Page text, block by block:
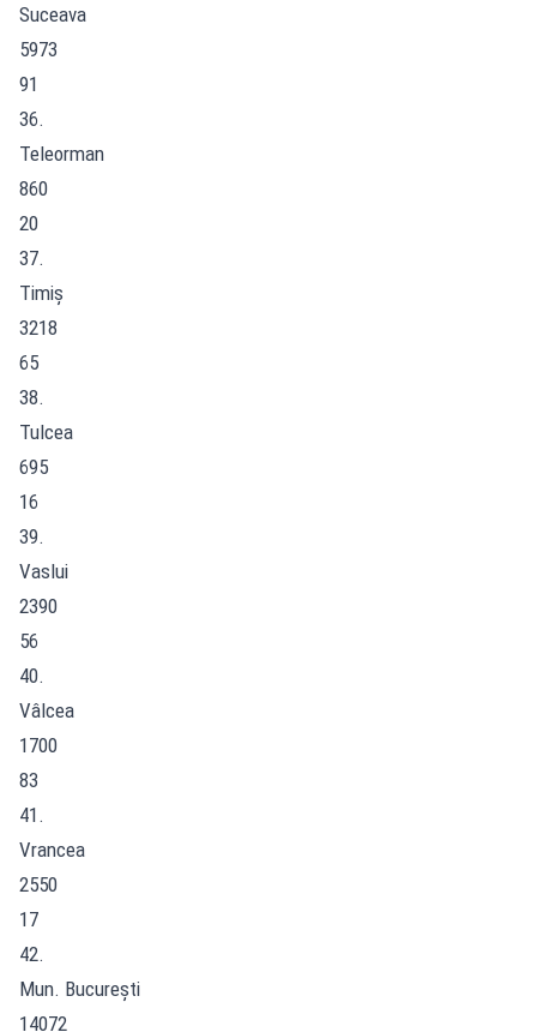
Suceava
5973
91
36.
Teleorman
860
20
37.
Timiș
3218
65
38.
Tulcea
695
16
39.
Vaslui
2390
56
40.
Vâlcea
1700
83
41.
Vrancea
2550
17
42.
Mun. București
14072